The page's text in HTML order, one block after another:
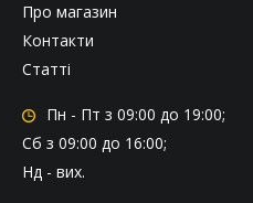
Про магазин
Контакти
Статті
Пн - Пт з 09:00 до 19:00;
Сб з 09:00 до 16:00;
Нд - вих.